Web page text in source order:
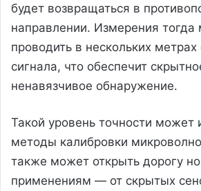
будет возвращаться в
направлении. Измерения
проводить в нескольких метрах
сигнала, что обеспечит
ненавязчивое обнаружение.
Такой уровень точности может
методы калибровки
также может открыть дорогу
применениям — от скрытых